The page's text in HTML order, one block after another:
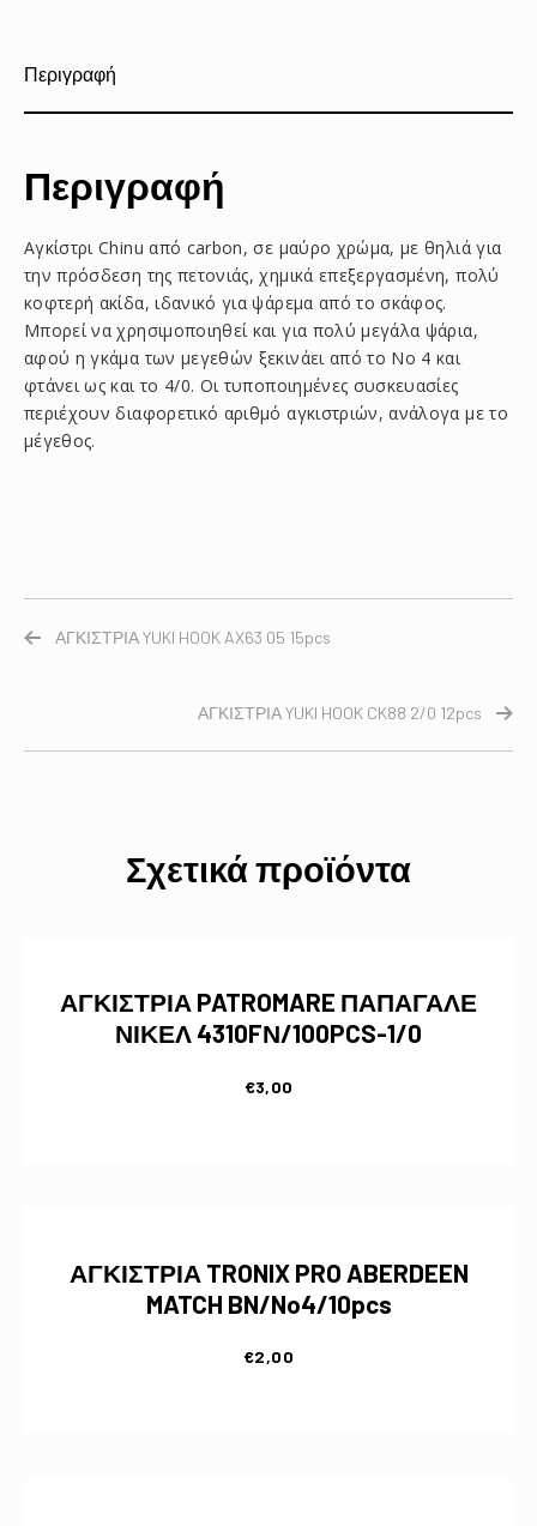
Περιγραφή
Περιγραφή
Αγκίστρι Chinu από carbon, σε μαύρο χρώμα, με θηλιά για
την πρόσδεση της πετονιάς, χημικά επεξεργασμένη, πολύ
κοφτερή ακίδα, ιδανικό για ψάρεμα από το σκάφος.
Μπορεί να χρησιμοποιηθεί και για πολύ μεγάλα ψάρια,
αφού η γκάμα των μεγεθών ξεκινάει από το Νο 4 και
φτάνει ως και το 4/0. Οι τυποποιημένες συσκευασίες
περιέχουν διαφορετικό αριθμό αγκιστριών, ανάλογα με το
μέγεθος.
ΑΓΚΙΣΤΡΙΑ YUKI HOOK AX63 05 15pcs
ΑΓΚΙΣΤΡΙΑ YUKI HOOK CK88 2/0 12pcs
Σχετικά προϊόντα
ΑΓΚΙΣΤΡΙΑ PATROMARE ΠΑΠΑΓΑΛΕ
ΝΙΚΕΛ 4310FΝ/100PCS-1/0
€3,00
ΑΓΚΙΣΤΡΙΑ TRONIX PRO ABERDEEN
MATCH BN/No4/10pcs
€2,00